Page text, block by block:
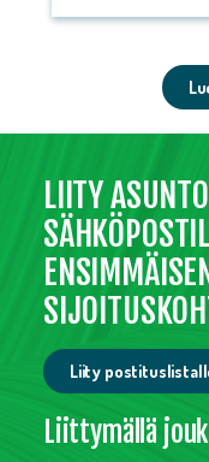
LIITY
Liity
Liittymällä